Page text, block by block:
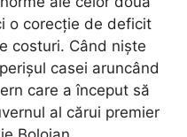
o corecție de deficit
costuri. Când niște
casei aruncând
care a început să
al cărui premier